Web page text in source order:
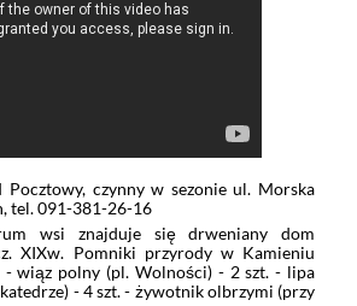
Pocztowy, czynny w sezonie ul. Morska
tel. 091-381-26-16
wsi znajduje się drweniany dom
XIXw. Pomniki przyrody w Kamieniu
- wiąz polny (pl. Wolności) - 2 szt. - lipa
- 4 szt. - żywotnik olbrzymi (przy